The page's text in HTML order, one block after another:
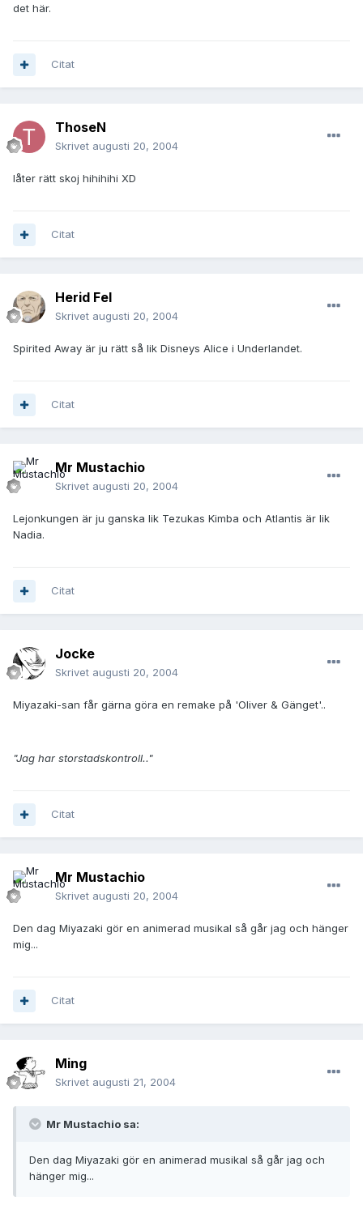
det här.
Citat
ThoseN
Skrivet augusti 20, 2004
låter rätt skoj hihihihi XD
Citat
Herid Fel
Skrivet augusti 20, 2004
Spirited Away är ju rätt så lik Disneys Alice i Underlandet.
Citat
Mr Mustachio
Skrivet augusti 20, 2004
Lejonkungen är ju ganska lik Tezukas Kimba och Atlantis är lik
Nadia.
Citat
Jocke
Skrivet augusti 20, 2004
Miyazaki-san får gärna göra en remake på 'Oliver & Gänget'..
"Jag har storstadskontroll.."
Citat
Mr Mustachio
Skrivet augusti 20, 2004
Den dag Miyazaki gör en animerad musikal så går jag och hänger
mig...
Citat
Ming
Skrivet augusti 21, 2004
Mr Mustachio sa:
Den dag Miyazaki gör en animerad musikal så går jag och
hänger mig...